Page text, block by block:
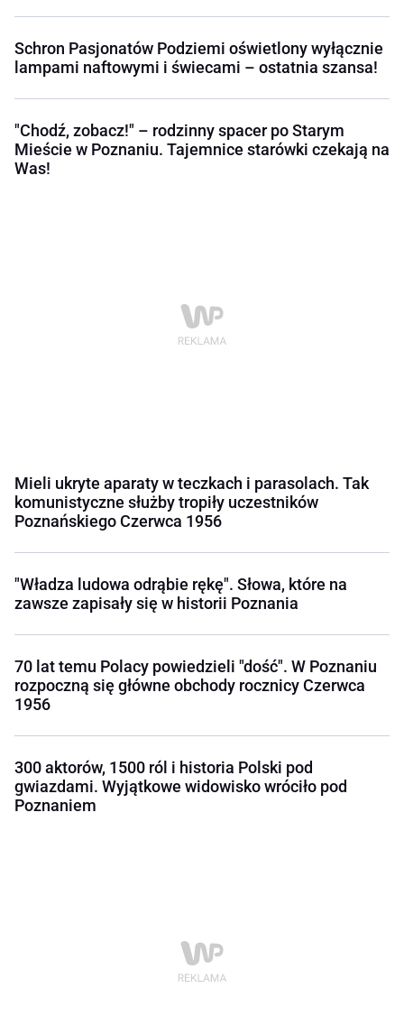
Schron Pasjonatów Podziemi oświetlony wyłącznie
lampami naftowymi i świecami – ostatnia szansa!
"Chodź, zobacz!" – rodzinny spacer po Starym
Mieście w Poznaniu. Tajemnice starówki czekają na
Was!
Mieli ukryte aparaty w teczkach i parasolach. Tak
komunistyczne służby tropiły uczestników
Poznańskiego Czerwca 1956
"Władza ludowa odrąbie rękę". Słowa, które na
zawsze zapisały się w historii Poznania
70 lat temu Polacy powiedzieli "dość". W Poznaniu
rozpoczną się główne obchody rocznicy Czerwca
1956
300 aktorów, 1500 ról i historia Polski pod
gwiazdami. Wyjątkowe widowisko wróciło pod
Poznaniem